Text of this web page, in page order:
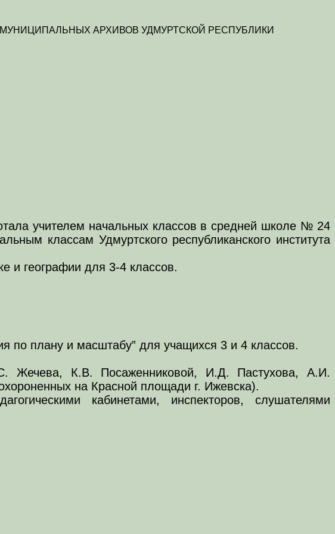
АРХИВОВ УДМУРТСКОЙ РЕСПУБЛИКИ
учителем начальных классов в средней школе № 24
классам Удмуртского республиканского института
и географии для 3-4 классов.
по плану и масштабу” для учащихся 3 и 4 классов.
Жечева, К.В. Посаженниковой, И.Д. Пастухова, А.И.
на Красной площади г. Ижевска).
кабинетами, инспекторов, слушателями